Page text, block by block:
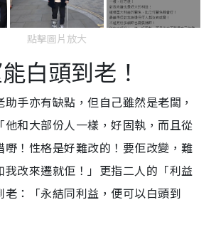
點擊圖片放大
白頭到老！
助手亦有缺點，但自己雖然是老闆，
他和大部份人一樣，好固執，而且從
嘢！性格是好難改的！要佢改變，難
我改來遷就佢！」更指二人的「利益
老：「永結同利益，便可以白頭到